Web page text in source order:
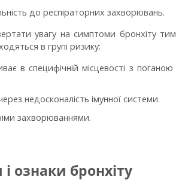
до респіраторних захворювань.
увагу на симптоми бронхіту тим
в групі ризику:
в специфічній місцевості з поганою
недосконалість імунної системи.
захворюваннями.
ознаки бронхіту